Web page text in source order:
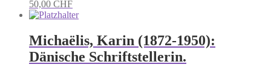
50,00 CHF
Michaëlis, Karin (1872-1950):
Dänische Schriftstellerin.